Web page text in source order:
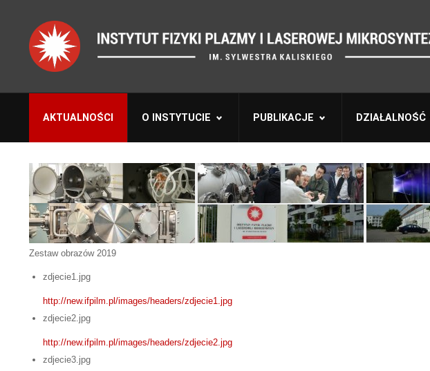
AKTUALNOŚCI O INSTYTUCIE PUBLIKACJE DZIAŁALNOŚĆ
Zestaw obrazów 2019
zdjecie1.jpg
http://new.ifpilm.pl/images/headers/zdjecie1.jpg
zdjecie2.jpg
http://new.ifpilm.pl/images/headers/zdjecie2.jpg
zdjecie3.jpg